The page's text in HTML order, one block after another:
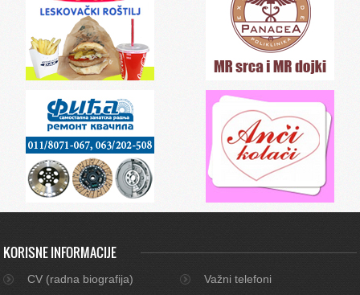
KORISNE INFORMACIJE
CV (radna biografija)
Važni telefoni